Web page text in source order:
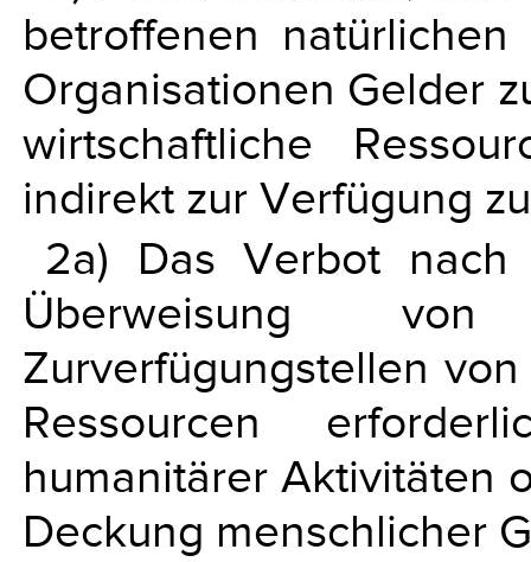
betroffenen
Organisationen Gelder
wirtschaftliche
indirekt zur Verfügung
2a) Das Verbot
Überweisung
Zurverfügungstellen
Ressourcen
humanitärer Aktivitäten
Deckung menschlicher